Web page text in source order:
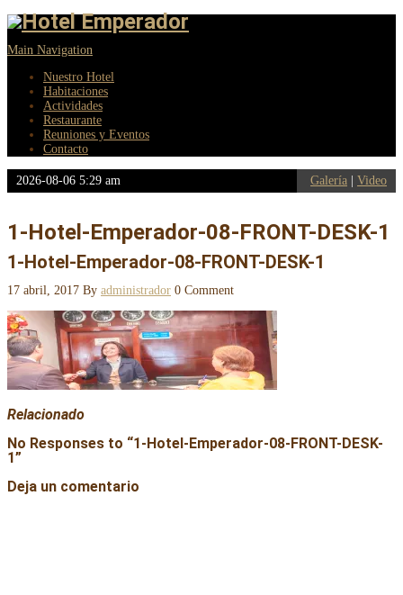
Main Navigation
Nuestro Hotel
Habitaciones
Actividades
Restaurante
Reuniones y Eventos
Contacto
2026-08-06 5:29 am Galería Video
1-Hotel-Emperador-08-FRONT-DESK-1
1-Hotel-Emperador-08-FRONT-DESK-1
17 abril, 2017 By administrador 0 Comment
Relacionado
No Responses to “1-Hotel-Emperador-08-FRONT-DESK-
1”
Deja un comentario